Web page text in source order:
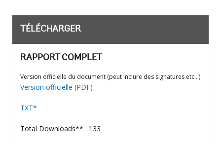
TÉLÉCHARGER
RAPPORT COMPLET
Version officielle du document (peut inclure des signatures etc…)
Version officielle (PDF)
TXT*
Total Downloads** : 133